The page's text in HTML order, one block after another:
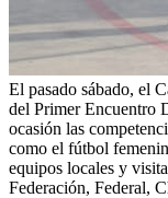
El pasado sábado, el
del Primer Encuentro
ocasión las
como el fútbol
equipos locales y
Federación, Federal,